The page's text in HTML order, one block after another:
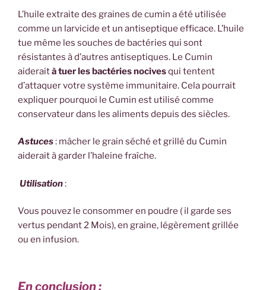
L’huile extraite des graines de cumin a été utilisée
comme un larvicide et un antiseptique efficace. L’huile
tue même les souches de bactéries qui sont
résistantes à d’autres antiseptiques. Le Cumin
aideraità tuer les bactéries nocivesqui tentent
d’attaquer votre système immunitaire. Cela pourrait
expliquer pourquoi le Cumin est utilisé comme
conservateur dans les aliments depuis des siècles.
Astuces: mâcher le grain séché et grillé du Cumin
aiderait à garder l’haleine fraîche.
Utilisation:
Vous pouvez le consommer en poudre ( il garde ses
vertus pendant 2 Mois),en graine, légèrement grillée
ou en infusion.
En conclusion :